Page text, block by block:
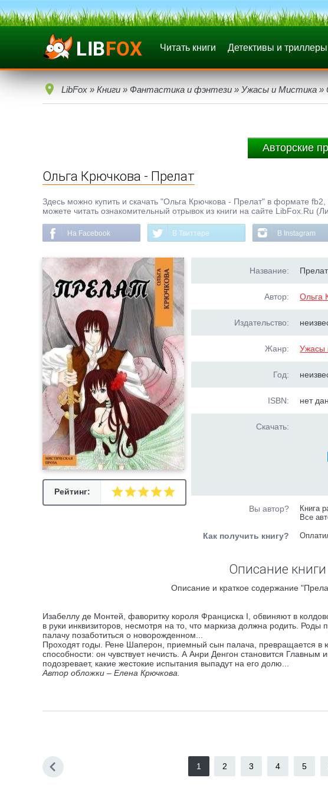
Читать книги Детективы и триллеры
LibFox » Книги » Фантастика и фэнтези » Ужасы и Мистика »
Авторские
Ольга Крючкова - Прелат
Здесь можно купить и скачать "Ольга Крючкова - Прелат" в формате
можете читать ознакомительный отрывок из книги на сайте LibFox.Ru
На Facebook В Твиттере В Instagram
Рейтинг:
Название: Прелат
Автор: Ольга
Издательство:
Жанр: Ужасы
Год:
ISBN: нет
Скачать:
Вы автор?
Книга
Все
Как получить книгу?
Описание
Описание и краткое содержание
Изабеллу де Монтей, фаворитку короля Франциска I, обвиняют в
в руки инквизиторов, несмотря на то, что маркиза должна родить.
палачу позаботиться о новорожденном...
Проходят годы. Рене Шаперон, приемный сын палача, превращается в
способности: он чувствует нечисть. А Анри Денгон становится
подозревает, какие жестокие испытания выпадут на его долю...
Автор обложки – Елена Крючкова.
1 2 3 4 5